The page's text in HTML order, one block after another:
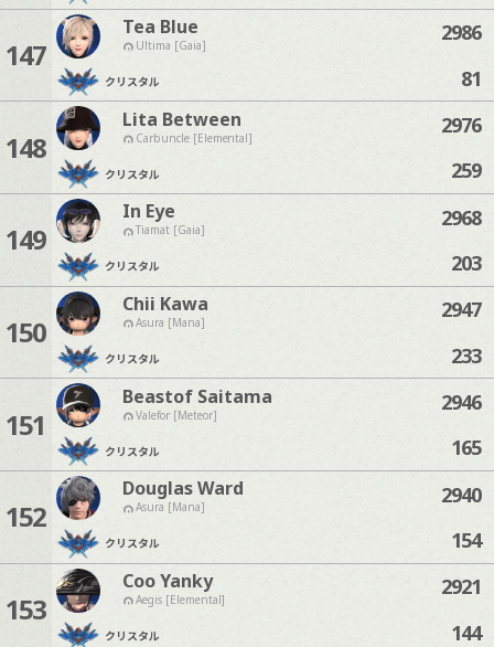
147
Tea Blue
Ultima [Gaia]
クリスタル
2986
81
148
Lita Between
Carbuncle [Elemental]
クリスタル
2976
259
149
In Eye
Tiamat [Gaia]
クリスタル
2968
203
150
Chii Kawa
Asura [Mana]
クリスタル
2947
233
151
Beastof Saitama
Valefor [Meteor]
クリスタル
2946
165
152
Douglas Ward
Asura [Mana]
クリスタル
2940
154
153
Coo Yanky
Aegis [Elemental]
クリスタル
2921
144